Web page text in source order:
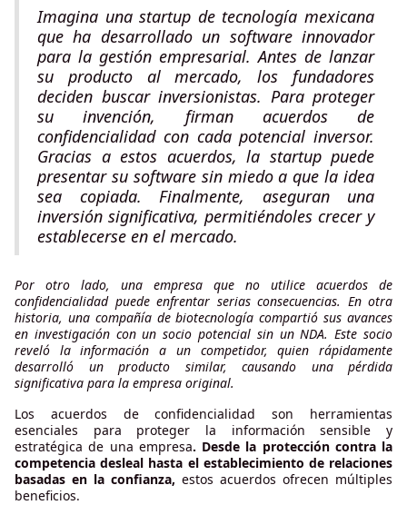
Imagina una startup de tecnología mexicana
que ha desarrollado un software innovador
para la gestión empresarial. Antes de lanzar
su producto al mercado, los fundadores
deciden buscar inversionistas. Para proteger
su invención, firman acuerdos de
confidencialidad con cada potencial inversor.
Gracias a estos acuerdos, la startup puede
presentar su software sin miedo a que la idea
sea copiada. Finalmente, aseguran una
inversión significativa, permitiéndoles crecer y
establecerse en el mercado.
Por otro lado, una empresa que no utilice acuerdos de
confidencialidad puede enfrentar serias consecuencias. En otra
historia, una compañía de biotecnología compartió sus avances
en investigación con un socio potencial sin un NDA. Este socio
reveló la información a un competidor, quien rápidamente
desarrolló un producto similar, causando una pérdida
significativa para la empresa original.
Los acuerdos de confidencialidad son herramientas
esenciales para proteger la información sensible y
estratégica de una empresa. Desde la protección contra la
competencia desleal hasta el establecimiento de relaciones
basadas en la confianza, estos acuerdos ofrecen múltiples
beneficios.